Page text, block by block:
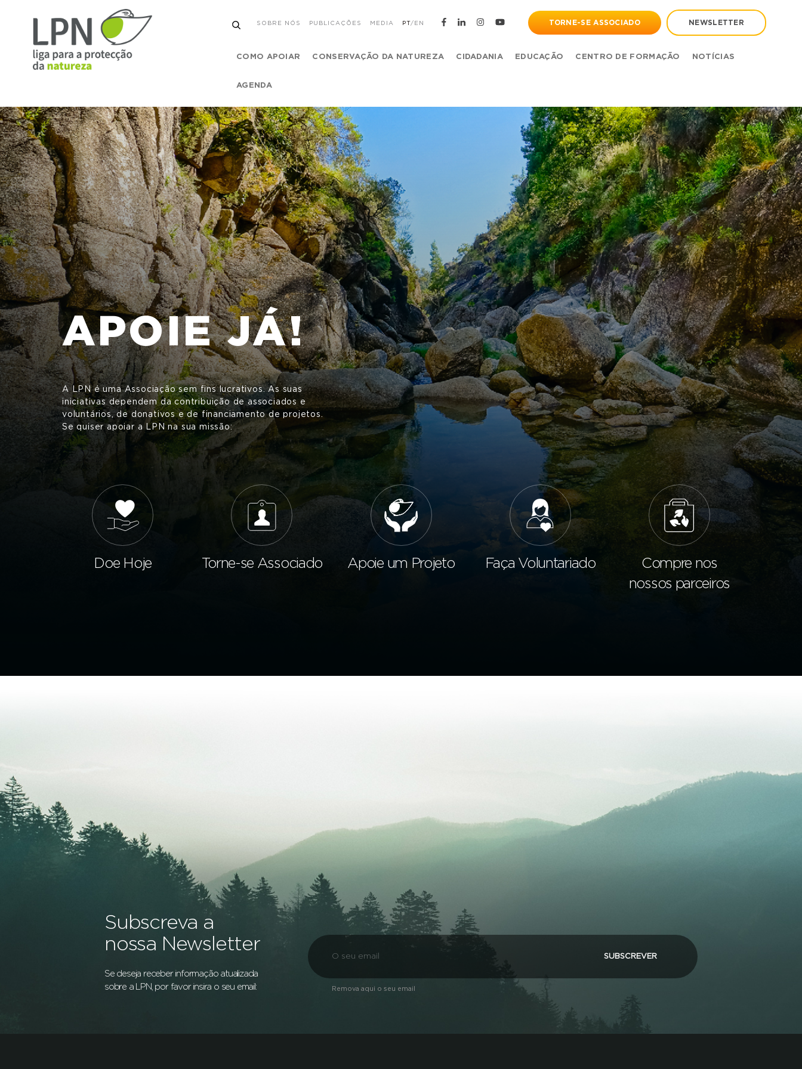
SOBRE NÓS PUBLICAÇÕES MEDIA PT/ EN TORNE-SE ASSOCIADO NEWSLETTER
COMO APOIAR CONSERVAÇÃO DA NATUREZA CIDADANIA EDUCAÇÃO CENTRO DE FORMAÇÃO NOTÍCIAS
AGENDA
APOIE JÁ!
A LPN é uma Associação sem fins lucrativos. As suas
iniciativas dependem da contribuição de associados e
voluntários, de donativos e de financiamento de projetos.
Se quiser apoiar a LPN na sua missão:
Doe Hoje Torne-se Associado Apoie um Projeto Faça Voluntariado
Compre nos
nossos parceiros
Subscreva a
nossa Newsletter
Se deseja receber informação atualizada
sobre a LPN, por favor insira o seu email:
SUBSCREVER
Remova aqui o seu email